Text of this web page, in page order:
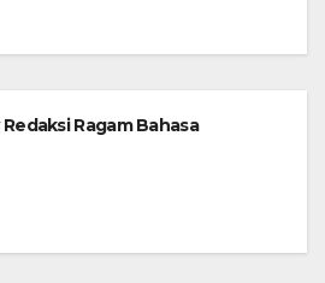
Redaksi Ragam Bahasa